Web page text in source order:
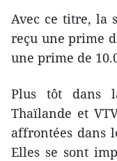
Avec ce titre, la
reçu une prime
une prime de
Plus tôt dans
Thaïlande et
affrontées dans
Elles se sont